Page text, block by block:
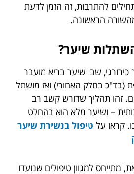
להתרבות, זה הזמן לדעת
הראשונה.
שיער?
שבו שיער בריא מועבר
(בד"כ בחלק האחורי) ואז מושתל
זהו תהליך שדורש קשב רב
– ושיער מלא הוא בהחלט
קראו על טיפול בנשירת שיער
מתייחס למגוון טיפולים שנועדו